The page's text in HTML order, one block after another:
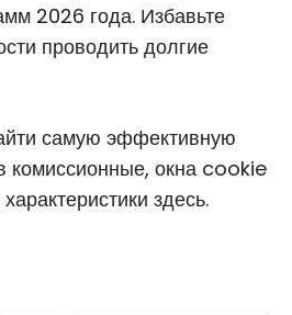
2026 года. Избавьте
проводить долгие
самую эффективную
комиссионные, окна cookie
здесь.